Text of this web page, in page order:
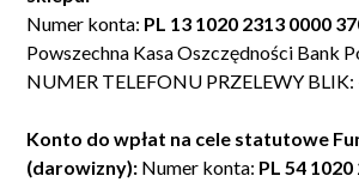
Numer konta: PL 13 1020 2313 0000
Powszechna Kasa Oszczędności Bank
NUMER TELEFONU PRZELEWY
Konto do wpłat na cele statutowe
(darowizny): Numer konta: PL 54